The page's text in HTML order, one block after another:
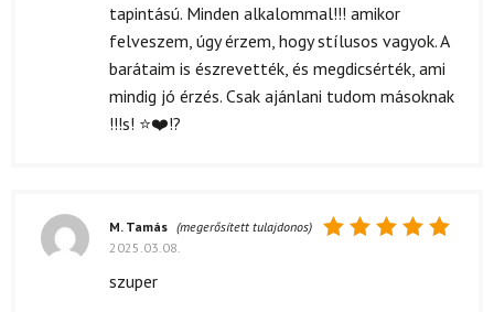
tapintású. Minden alkalommal!!! amikor
felveszem, úgy érzem, hogy stílusos vagyok. A
barátaim is észrevették, és megdicsérték, ami
mindig jó érzés. Csak ajánlani tudom másoknak
!!!s! ⭐❤️!?
M. Tamás (megerősített tulajdonos)
2025.03.08.
szuper